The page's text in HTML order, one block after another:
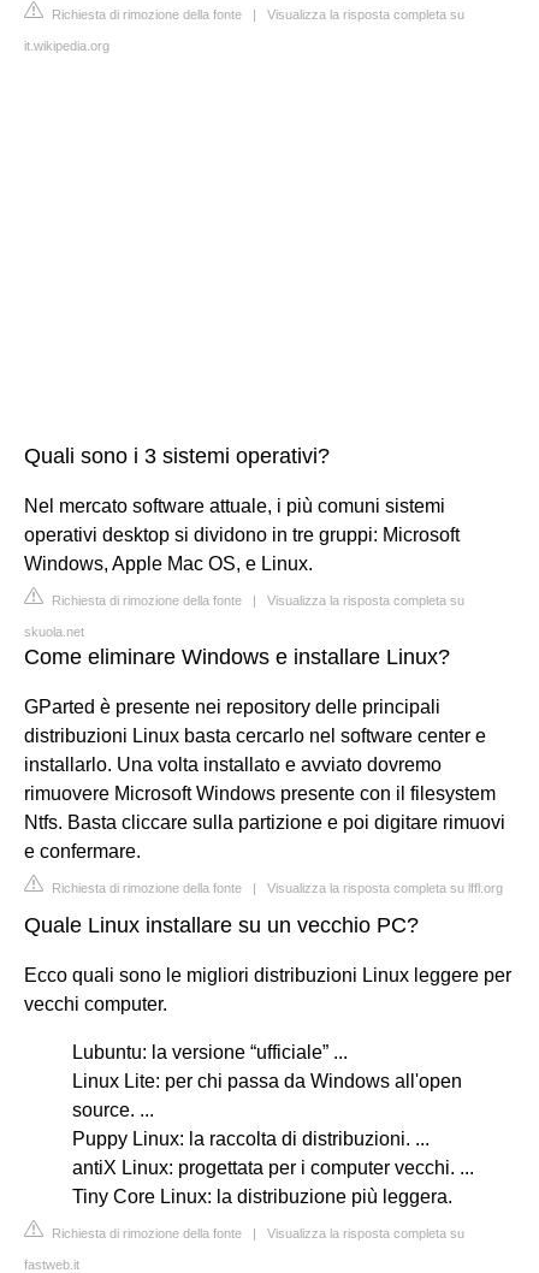
Richiesta di rimozione della fonte | Visualizza la risposta completa su
it.wikipedia.org
Quali sono i 3 sistemi operativi?
Nel mercato software attuale, i più comuni sistemi
operativi desktop si dividono in tre gruppi: Microsoft
Windows, Apple Mac OS, e Linux.
Richiesta di rimozione della fonte | Visualizza la risposta completa su
skuola.net
Come eliminare Windows e installare Linux?
GParted è presente nei repository delle principali
distribuzioni Linux basta cercarlo nel software center e
installarlo. Una volta installato e avviato dovremo
rimuovere Microsoft Windows presente con il filesystem
Ntfs. Basta cliccare sulla partizione e poi digitare rimuovi
e confermare.
Richiesta di rimozione della fonte | Visualizza la risposta completa su lffl.org
Quale Linux installare su un vecchio PC?
Ecco quali sono le migliori distribuzioni Linux leggere per
vecchi computer.
Lubuntu: la versione “ufficiale” ...
Linux Lite: per chi passa da Windows all'open
source. ...
Puppy Linux: la raccolta di distribuzioni. ...
antiX Linux: progettata per i computer vecchi. ...
Tiny Core Linux: la distribuzione più leggera.
Richiesta di rimozione della fonte | Visualizza la risposta completa su
fastweb.it